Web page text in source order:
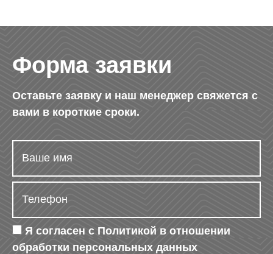
Форма заявки
Оставьте заявку и наш менеджер свяжется с
вами в короткие сроки.
Я согласен с Политикой в отношении
обработки персональных данных